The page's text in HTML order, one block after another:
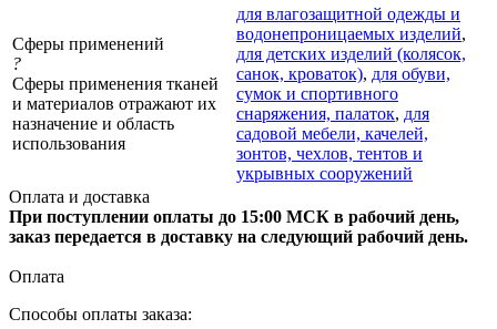
Сферы применений
?
Сферы применения тканей
и материалов отражают их
назначение и область
использования
для влагозащитной одежды и
водонепроницаемых изделий,
для детских изделий (колясок,
санок, кроваток), для обуви,
сумок и спортивного
снаряжения, палаток, для
садовой мебели, качелей,
зонтов, чехлов, тентов и
укрывных сооружений
Оплата и доставка
При поступлении оплаты до 15:00 МСК в рабочий день,
заказ передается в доставку на следующий рабочий день.
Оплата
Способы оплаты заказа: